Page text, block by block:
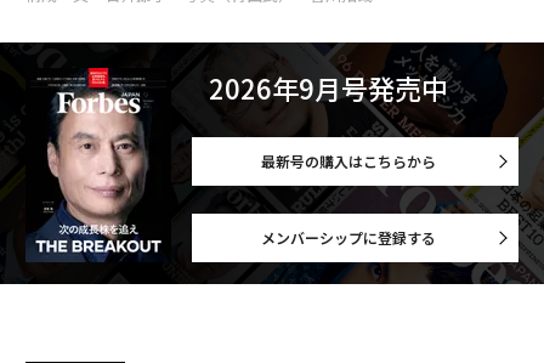
2026年9月号発売中
最新号の購入はこちらから
メンバーシップに登録する